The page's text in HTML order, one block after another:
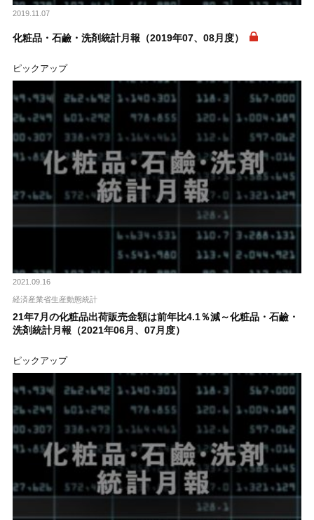
2019.11.07
化粧品・石鹼・洗剤統計月報（2019年07、08月度）
ピックアップ
2021.09.16
経済産業省生産動態統計
21年7月の化粧品出荷販売金額は前年比4.1％減～化粧品・石鹼・
洗剤統計月報（2021年06月、07月度）
ピックアップ